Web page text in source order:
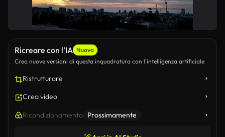
Ricreare con l’IA Nuovo
Crea nuove versioni di questa inquadratura con l’intelligenza artificiale
Ristrutturare
Crea video
Ricondizionamento Prossimamente